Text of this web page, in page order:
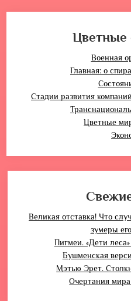
Цветные
Военная
Главная: о
Стадии развития
Цветные
Великая отставка! Что
зумеры
Пигмеи. «Дети
Бушменская
Мэтью Эрет.
Очертания